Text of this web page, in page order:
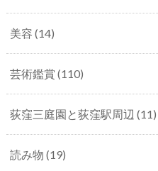
美容 (14)
芸術鑑賞 (110)
荻窪三庭園と荻窪駅周辺 (11)
読み物 (19)